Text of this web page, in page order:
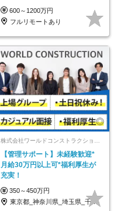
月9.8h
600～1200万円
フルリモートあり
【管理サポート】未経験歓迎*
月給30万円以上可*福利厚生が
充実！
350～450万円
東京都_神奈川県_埼玉県_千葉県_大阪府…